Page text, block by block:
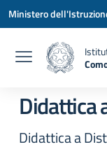
Vai ai contenuti
Vai al menu di
Vai al footer
Ministero
Didattica
Didattica a